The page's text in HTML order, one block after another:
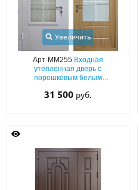
Увеличить
Арт-ММ255 Входная
утепленная дверь с
порошковым белым
стеклопакетом
31 500 руб.